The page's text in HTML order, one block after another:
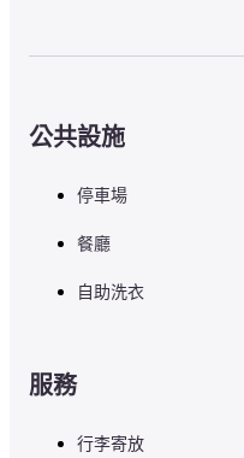
公共設施
停車場
餐廳
自助洗衣
服務
行李寄放